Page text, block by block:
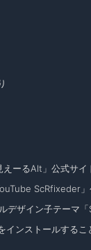
ーるAlt」公式サイ
ScRfixeder」
デザイン子テーマ「
インストールするこ